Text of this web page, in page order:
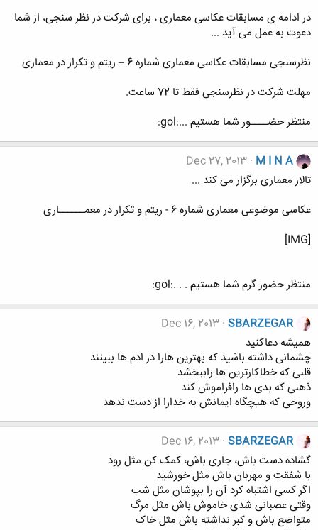
در ادامه ی مسابقات عکاسی معماری ، برای شرکت در نظر سنجی، از شما
دعوت به عمل می آید ...
نظرسنجی مسابقات عکاسی معماری شماره 6 – ریتم و تکرار در معماری
مهلت شرکت در نظرسنجی فقط تا 72 ساعت.
منتظر حضــــور شما هستیم ...:gol:
M I N A
Dec 27, 2013
تالار معماری برگزار می کند ...
عکاسی موضوعی معماری شماره 6 - ریتم و تکرار در معمــــــاری
[IMG]
منتظر حضور گرم شما هستیم . . .:gol:
SBARZEGAR
Dec 16, 2013
همیشه دعاکنید
چشمانی داشته باشید که بهترین هارا در ادم ها ببینند
قلبی که خطاکارترین ها راببخشد
ذهنی که بدی ها رافراموش کند
وروحی که هیچگاه ایمانش به خدارا از دست ندهد
SBARZEGAR
Dec 16, 2013
گشاده دست باش، جاری باش، کمک کن مثل رود
با شفقت و مهربان باش مثل خورشید
اگر کسی اشتباه کرد آن را بپوشان مثل شب
وقتی عصبانی شدی خاموش باش مثل مرگ
متواضع باش و کبر نداشته باش مثل خاک